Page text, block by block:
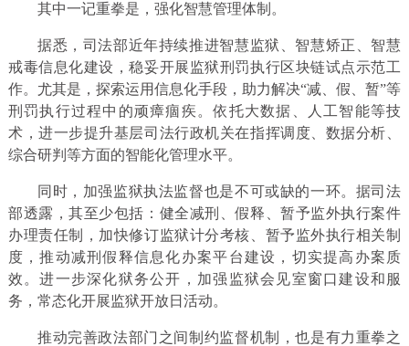
其中一记重拳是，强化智慧管理体制。
据悉，司法部近年持续推进智慧监狱、智慧矫正、智慧
戒毒信息化建设，稳妥开展监狱刑罚执行区块链试点示范工
作。尤其是，探索运用信息化手段，助力解决“减、假、暂”等
刑罚执行过程中的顽瘴痼疾。依托大数据、人工智能等技
术，进一步提升基层司法行政机关在指挥调度、数据分析、
综合研判等方面的智能化管理水平。
同时，加强监狱执法监督也是不可或缺的一环。据司法
部透露，其至少包括：健全减刑、假释、暂予监外执行案件
办理责任制，加快修订监狱计分考核、暂予监外执行相关制
度，推动减刑假释信息化办案平台建设，切实提高办案质
效。进一步深化狱务公开，加强监狱会见室窗口建设和服
务，常态化开展监狱开放日活动。
推动完善政法部门之间制约监督机制，也是有力重拳之